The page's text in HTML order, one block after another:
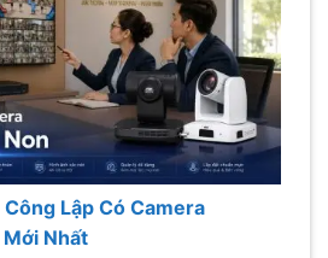
Lập Có Camera
Nhất